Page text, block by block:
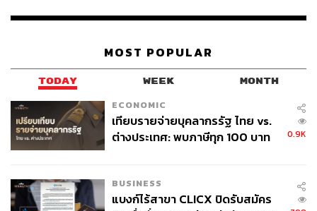
https://www.theguardian.com/environment/2023/jun/
nt-usa-uk-germany
TAGS: Sustain Sustain Update
Climate Reparations
MOST POPULAR
TODAY WEEK MONTH
ECONOMIC
เทียบรายจ่ายบุคลากรรัฐ ไทย vs.
ต่างประเทศ: พบภาษีทุก 100 บาท
0.9K
BUSINESS
แบงก์ไร้สาขา CLICX ปิดรับสมัคร